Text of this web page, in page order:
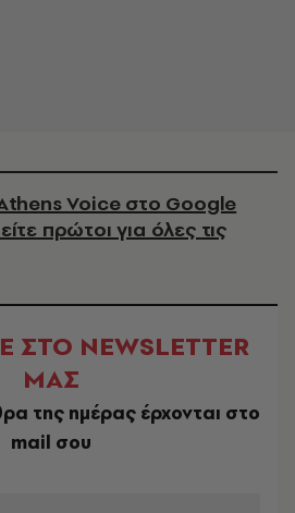
Voice στο Google
πρώτοι για όλες τις
ΣΤΟ NEWSLETTER
ΜΑΣ
της ημέρας έρχονται στο
mail σου